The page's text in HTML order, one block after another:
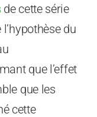
de cette série
du
que l’effet
que les
cette